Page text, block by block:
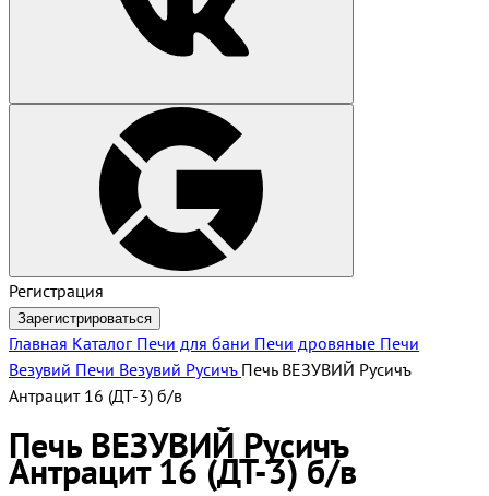
Регистрация
Зарегистрироваться
Главная Каталог Печи для бани Печи дровяные Печи
Везувий Печи Везувий Русичъ Печь ВЕЗУВИЙ Русичъ
Антрацит 16 (ДТ-3) б/в
Печь ВЕЗУВИЙ Русичъ
Антрацит 16 (ДТ-3) б/в